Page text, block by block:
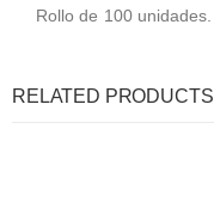
Rollo de 100 unidades.
RELATED PRODUCTS